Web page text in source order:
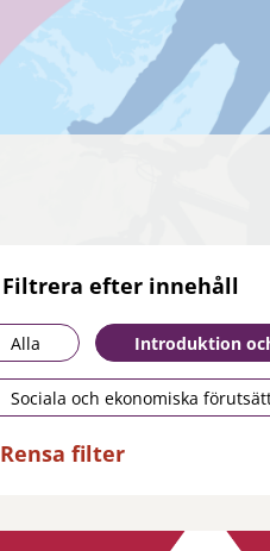
Filtrera efter innehåll
Alla Introduktion
Sociala och ekonomiska
Rensa filter